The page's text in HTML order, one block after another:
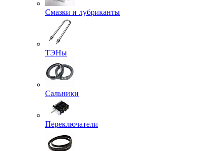
Смазки и лубриканты
ТЭНы
Сальники
Переключатели